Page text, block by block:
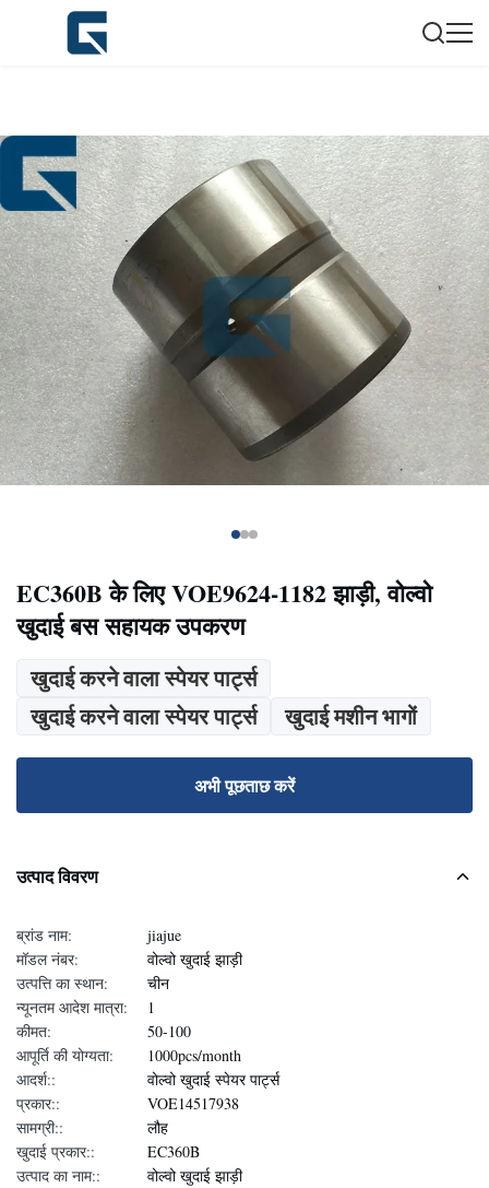
EC360B के लिए VOE9624-1182 झाड़ी, वोल्वो
खुदाई बस सहायक उपकरण
खुदाई करने वाला स्पेयर पार्ट्स
खुदाई करने वाला स्पेयर पार्ट्स
खुदाई मशीन भागों
अभी पूछताछ करें
उत्पाद विवरण
ब्रांड नाम:
jiajue
मॉडल नंबर:
वोल्वो खुदाई झाड़ी
उत्पत्ति का स्थान:
चीन
न्यूनतम आदेश मात्रा:
1
कीमत:
50-100
आपूर्ति की योग्यता:
1000pcs/month
आदर्श::
वोल्वो खुदाई स्पेयर पार्ट्स
प्रकार::
VOE14517938
सामग्री::
लौह
खुदाई प्रकार::
EC360B
उत्पाद का नाम::
वोल्वो खुदाई झाड़ी